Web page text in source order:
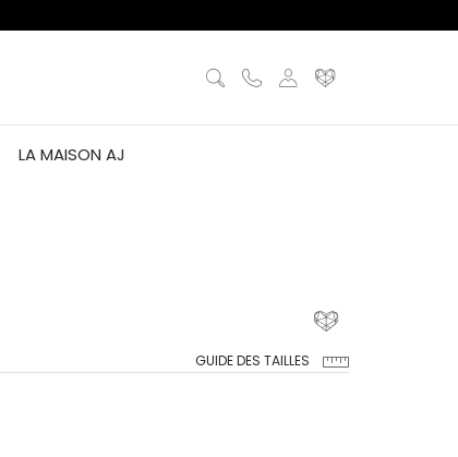
LA MAISON AJ
GUIDE DES TAILLES